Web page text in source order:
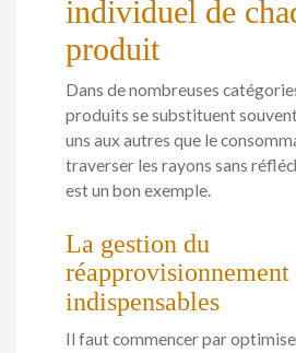
individuel de
produit
Dans de nombreuses
produits se substituent
uns aux autres que le
traverser les rayons sans
est un bon exemple.
La gestion du
réapprovisionnement
indispensables
Il faut commencer par